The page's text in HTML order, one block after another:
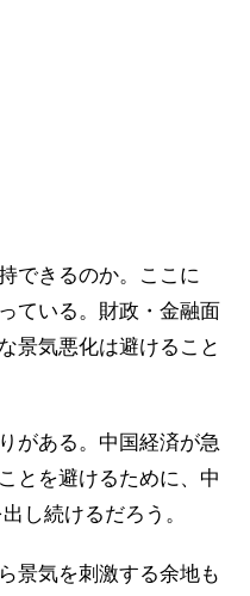
できるのか。ここに
ている。財政・金融面
景気悪化は避けること
がある。中国経済が急
とを避けるために、中
し続けるだろう。
景気を刺激する余地も